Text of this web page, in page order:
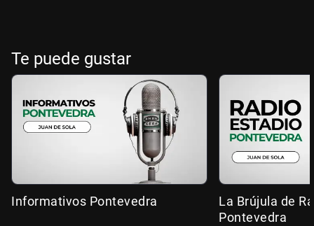
Te puede gustar
Informativos Pontevedra
La Brújula de
Pontevedra